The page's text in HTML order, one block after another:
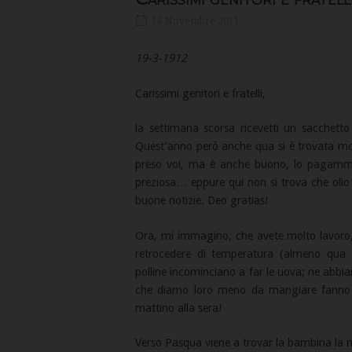
19-3-1912
Carissimi genitori e fratelli,
la settimana scorsa ricevetti un
Quest’anno però anche qua si è trovata
preso voi, ma è anche buono, lo
preziosa… eppure qui non si trova che
buone notizie. Deo gratias!
Ora, mi immagino, che avete molto
retrocedere di temperatura (almeno
polline incominciano a far le uova; ne
che diamo loro meno da mangiare
mattino alla sera!
Verso Pasqua viene a trovar la bambina